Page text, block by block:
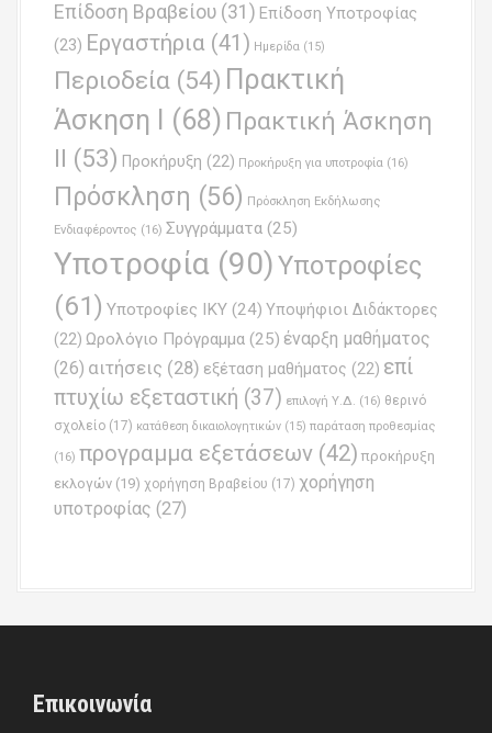
Επίδοση Βραβείου (31) Επίδοση Υποτροφίας
(23) Εργαστήρια (41) Ημερίδα (15)
Περιοδεία (54) Πρακτική
Άσκηση Ι
(68) Πρακτική Άσκηση
ΙΙ (53) Προκήρυξη (22) Προκήρυξη για υποτροφία (16)
Πρόσκληση (56) Πρόσκληση Εκδήλωσης
Ενδιαφέροντος (16) Συγγράμματα (25)
Υποτροφία (90)Υποτροφίες
(61) Υποτροφίες ΙΚΥ (24) Υποψήφιοι Διδάκτορες
(22) Ωρολόγιο Πρόγραμμα (25) έναρξη μαθήματος
(26) αιτήσεις (28) εξέταση μαθήματος (22) επί
πτυχίω εξεταστική (37) επιλογή Υ.Δ. (16) θερινό
σχολείο (17) κατάθεση δικαιολογητικών (15) παράταση προθεσμίας
(16) προγραμμα εξετάσεων (42) προκήρυξη
εκλογών (19) χορήγηση Βραβείου (17) χορήγηση
υποτροφίας (27)
Επικοινωνία